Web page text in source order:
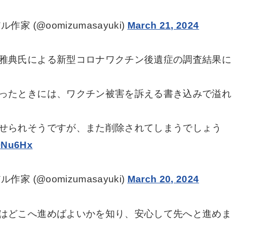
作家 (@oomizumasayuki) March 21, 2024
典氏による新型コロナワクチン後遺症の調査結果に
たときには、ワクチン被害を訴える書き込みで溢れ
られそうですが、また削除されてしまうでしょう
作家 (@oomizumasayuki) March 20, 2024
どこへ進めばよいかを知り、安心して先へと進めま